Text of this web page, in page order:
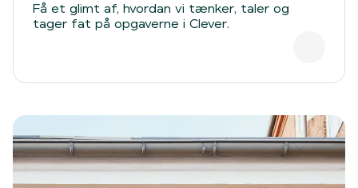
Få et glimt af, hvordan vi tænker, taler og
tager fat på opgaverne i Clever.